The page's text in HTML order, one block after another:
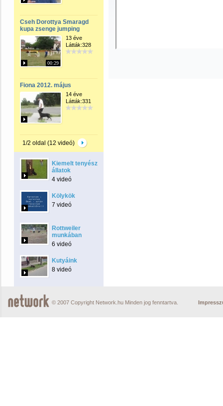
Cseh Dorottya Smaragd
kupa zsenge jumping
00:29
13 éve
Látták:328
Fiona 2012. május
14 éve
Látták:331
1/2 oldal (12 videó)
Kiemelt tenyész
állatok
4 videó
Kölykök
7 videó
Rottweiler
munkában
6 videó
Kutyáink
8 videó
© 2007 Copyright Network.hu Minden jog fenntartva.